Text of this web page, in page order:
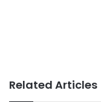
Related Articles